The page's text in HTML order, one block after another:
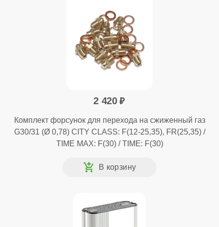
2 420
Комплект форсунок для перехода на сжиженный газ
G30/31 (Ø 0,78) CITY CLASS: F(12-25,35), FR(25,35) /
TIME MAX: F(30) / TIME: F(30)